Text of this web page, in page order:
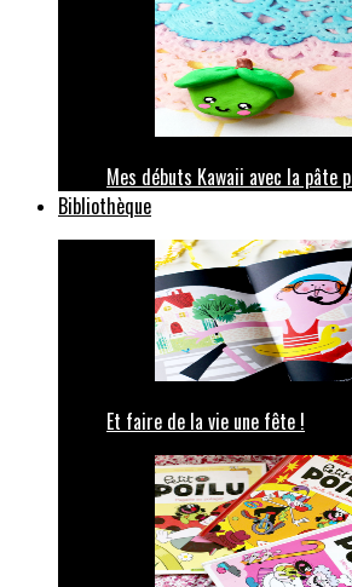
Mes débuts Kawaii avec la pâte
Bibliothèque
Et faire de la vie une fête !